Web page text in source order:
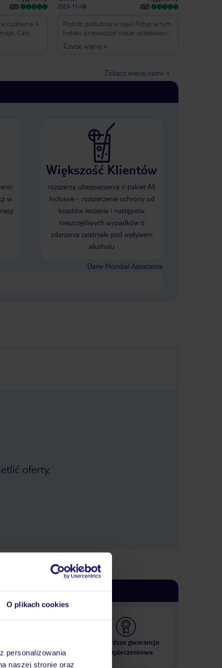
O plikach cookies
personalizowania
naszej stronie oraz
cudowne 9
Cały
przeszły
2023-11-08
Podróż poślubna w raju! Pobyt w tym
hotelu przewyższył nasze oczekiwania.
Wszystko było na jak najwyższym
poziomie. Obsługa, jedzenie, warunki.
każdym kroku troszczył się o gości. W
szczególności wielkie podziękowania
Czytaj więcej »
Zobacz więcej opinii »
w
Większość Klientów
rozszerza ubezpieczenia o pakiet All
Inclusive - rozszerzenie ochrony od
kosztów leczenia i następstw
nieszczęśliwych wypadków o
zdarzenia zaistniałe pod wpływem
alkoholu
Dane Mondial Assistance
oferty.
krajach
Najwyższa gwarancja
ubezpieczeniowa